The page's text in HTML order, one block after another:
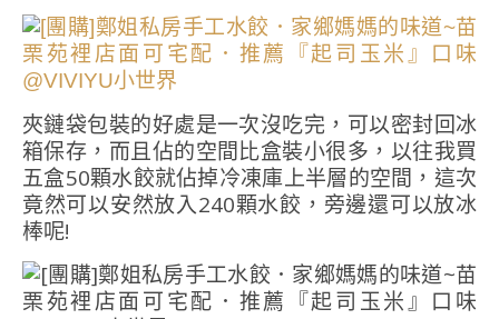
夾鏈袋包裝的好處是一次沒吃完，可以密封回冰
箱保存，而且佔的空間比盒裝小很多，以往我買
五盒50顆水餃就佔掉冷凍庫上半層的空間，這次
竟然可以安然放入240顆水餃，旁邊還可以放冰
棒呢!